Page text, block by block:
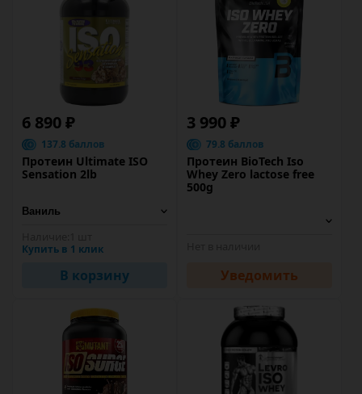
6 890 ₽
137.8 баллов
Протеин Ultimate ISO
Sensation 2lb
Купить в 1 клик
В корзину
3 990 ₽
79.8 баллов
Протеин BioTech Iso
Whey Zero lactose free
500g
Уведомить